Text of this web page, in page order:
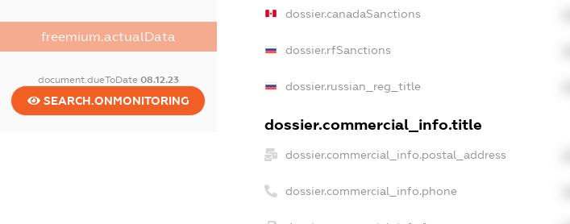
freemium.actualData
document.dueToDate 08.12.23
SEARCH.ONMONITORING
dossier.canadaSanctions
dossier.rfSanctions
dossier.russian_reg_title
dossier.commercial_info.title
dossier.commercial_info.postal_address
dossier.commercial_info.phone